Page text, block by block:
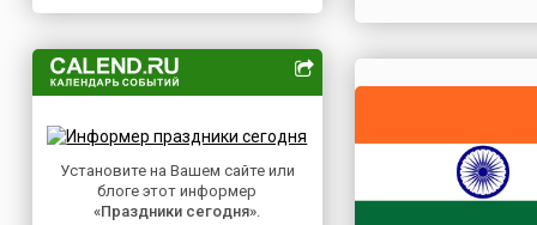
Исландия
Италия
Казахстан
Камерун
Канада
Независимые
Природные
Медицинские
Посты
Установите на Вашем сайте или
блоге этот информер
«Праздники сегодня».